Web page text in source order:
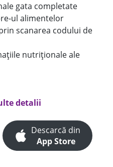
gata completate
ul alimentelor
scanarea codului de
nutriționale ale
detalii
Descarcă din
App Store